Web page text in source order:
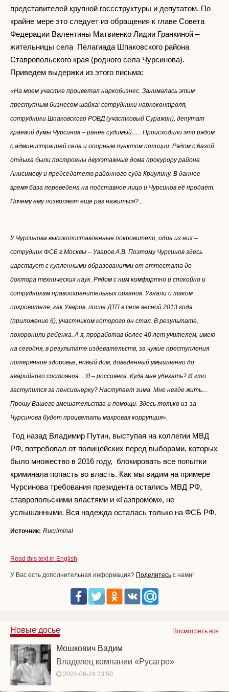
представителей крупной госсструктуры и депутатом. По
крайне мере это следует из обращения к главе Совета
Федерации Валентины Матвиенко Лидии Гранкиной –
жительницы села Пелагиада Шпаковского района
Ставропольского края (родного села Чурсинова).
Приведем выдержки из этого письма:
«На моем участке процветал наркобизнес. Занималась этим
преступным бизнесом шайка: сотрудники наркоконтроля,
сотрудники Шпаковского РОВД (участковый Суражин), депутат
краевой думы Чурсинов – ранее судимый….. Происходило это рядом
с администрацией села и опорным пунктом полиции. Рядом с базой
отдыха были построены двухэтажные дома прокурору района
Анисимову и председателю районного суда Криулину. В данное
время база переведена на подставное лицо и Чурсинов её продаёт.
Почему ему позволяют еще раз нажиться?...
У Чурсинова высокопоставленные покровители, один из них –
сотрудник ФСБ г.Москвы – Уваров А.В. Поэтому Чурсинов здесь
царствует с купленными образованиями от аттестата до
доктора технических наук. Рядом с ним комфортно и спокойно и
сотрудникам правоохранительных органов. Узнали о таком
покровителе, как Уваров, после ДТП в селе весной 2013 года
(приложение 6), участником которого он стал. В результате,
похоронили ребенка. А я, проработав более 40 лет учителем, имею
на сегодня, в результате издевательств, за чужие преступления
потерянное здоровье, новый дом, доведенный умышленно до
аварийного состояния….Я – россиянка. Куда мне убегать? И кто
заступится за пенсионерку? Наступает зима. Мне негде жить…
Прошу Вашего вмешательства и помощи. Здесь только из-за
Чурсинова будет процветать махровая коррупция».
Год назад Владимир Путин, выступая на коллегии МВД
РФ, потребовал от полицейских перед выборами, которых
было множество в 2016 году, блокировать все попытки
криминала попасть во власть. Как мы видим на примере
Чурсинова требования президента остались МВД РФ,
ставропольскими властями и «Газпромом», не
услышанными. Вся надежда осталась только на ФСБ РФ.
Источник: Rucriminal
Read this text in English
У Вас есть дополнительная информация? Поделитесь с нами!
Посмотреть все
Новые досье
Мошкович Вадим
Владелец компании «Русагро»
2024-06-24 23:50